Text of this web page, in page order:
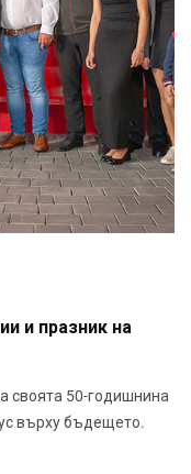
и празник на
своята 50-годишнина
върху бъдещето.